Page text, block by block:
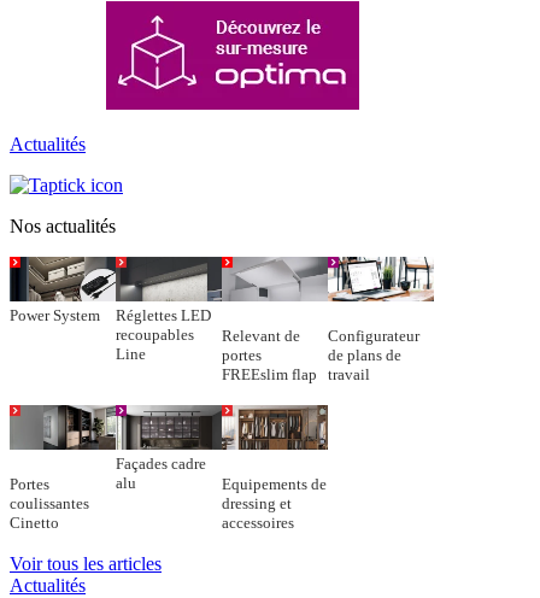
Actualités
Nos actualités
Power System
Réglettes LED
recoupables
Line
Relevant de
portes
FREEslim flap
Configurateur
de plans de
travail
Portes
coulissantes
Cinetto
Façades cadre
alu
Equipements de
dressing et
accessoires
Voir tous les articles
Actualités